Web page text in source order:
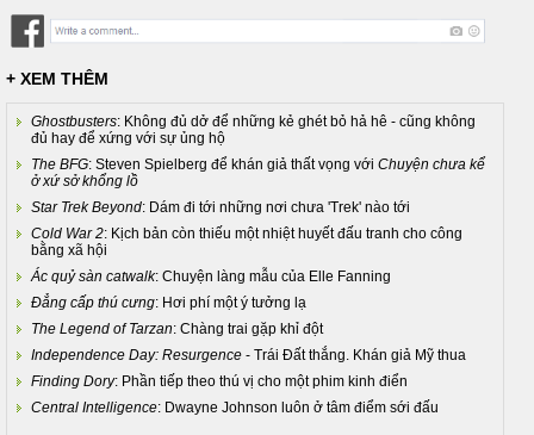
+ XEM THÊM
Ghostbusters: Không đủ dở để những kẻ ghét bỏ hả hê - cũng không
đủ hay để xứng với sự ủng hộ
The BFG: Steven Spielberg để khán giả thất vọng với Chuyện chưa kể
ở xứ sở khổng lồ
Star Trek Beyond: Dám đi tới những nơi chưa 'Trek' nào tới
Cold War 2: Kịch bản còn thiếu một nhiệt huyết đấu tranh cho công
bằng xã hội
Ác quỷ sàn catwalk: Chuyện làng mẫu của Elle Fanning
Đẳng cấp thú cưng: Hơi phí một ý tưởng lạ
The Legend of Tarzan: Chàng trai gặp khỉ đột
Independence Day: Resurgence - Trái Đất thắng. Khán giả Mỹ thua
Finding Dory: Phần tiếp theo thú vị cho một phim kinh điển
Central Intelligence: Dwayne Johnson luôn ở tâm điểm sới đấu